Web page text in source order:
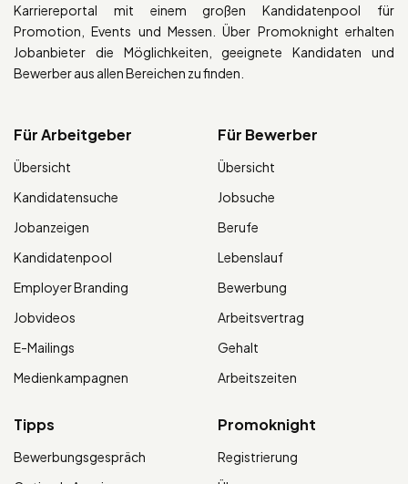
Karriereportal mit einem großen Kandidatenpool für
Promotion, Events und Messen. Über Promoknight erhalten
Jobanbieter die Möglichkeiten, geeignete Kandidaten und
Bewerber aus allen Bereichen zu finden.
Für Arbeitgeber
Übersicht
Kandidatensuche
Jobanzeigen
Kandidatenpool
Employer Branding
Jobvideos
E-Mailings
Medienkampagnen
Für Bewerber
Übersicht
Jobsuche
Berufe
Lebenslauf
Bewerbung
Arbeitsvertrag
Gehalt
Arbeitszeiten
Tipps
Bewerbungsgespräch
Promoknight
Registrierung